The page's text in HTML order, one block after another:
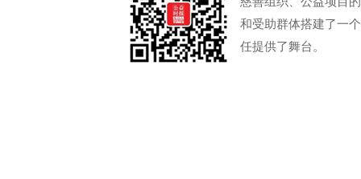
和受助群体搭建了一
任提供了舞台。